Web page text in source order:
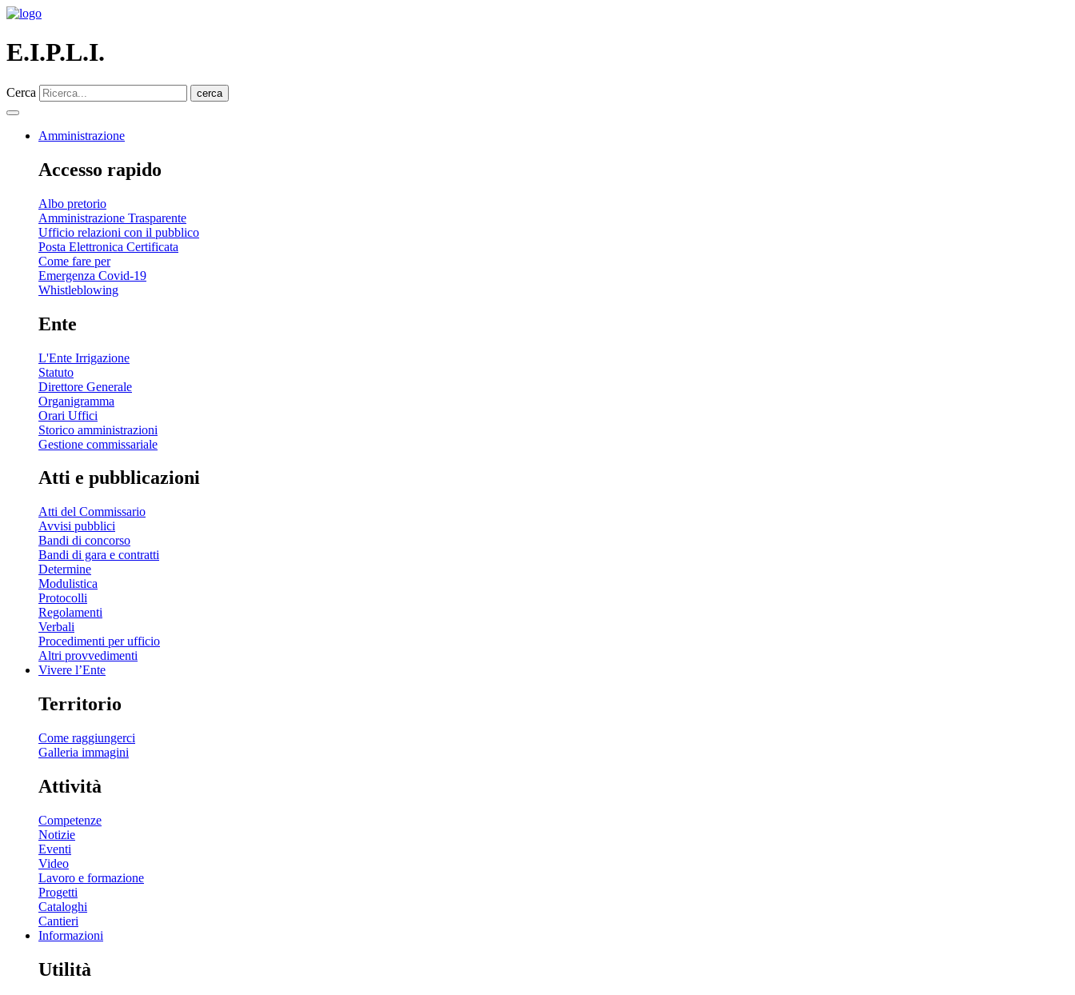
E.I.P.L.I.
Cerca cerca
Amministrazione
Accesso rapido
Albo pretorio
Amministrazione Trasparente
Ufficio relazioni con il pubblico
Posta Elettronica Certificata
Come fare per
Emergenza Covid-19
Whistleblowing
Ente
L'Ente Irrigazione
Statuto
Direttore Generale
Organigramma
Orari Uffici
Storico amministrazioni
Gestione commissariale
Atti e pubblicazioni
Atti del Commissario
Avvisi pubblici
Bandi di concorso
Bandi di gara e contratti
Determine
Modulistica
Protocolli
Regolamenti
Verbali
Procedimenti per ufficio
Altri provvedimenti
Vivere l’Ente
Territorio
Come raggiungerci
Galleria immagini
Attività
Competenze
Notizie
Eventi
Video
Lavoro e formazione
Progetti
Cataloghi
Cantieri
Informazioni
Utilità